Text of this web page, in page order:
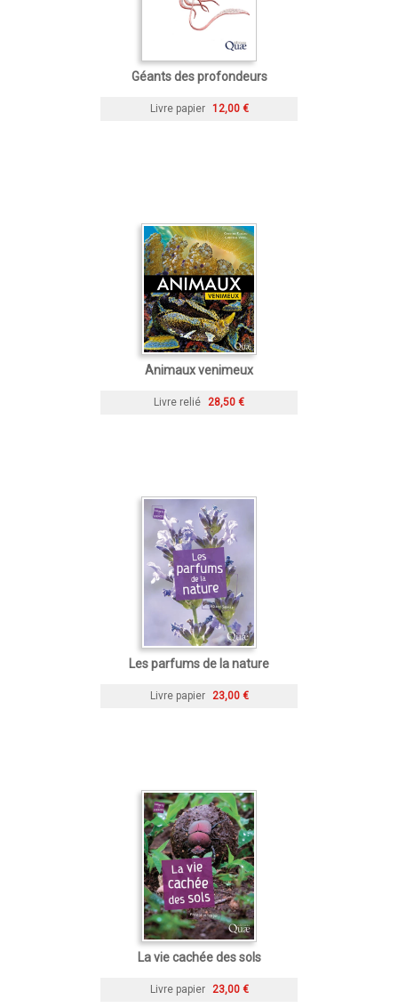
Géants des profondeurs
Livre papier 12,00 €
Animaux venimeux
Livre relié 28,50 €
Les parfums de la nature
Livre papier 23,00 €
La vie cachée des sols
Livre papier 23,00 €